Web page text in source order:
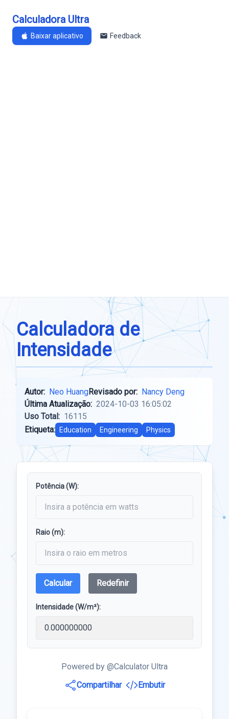
Calculadora Ultra
Baixar aplicativo Feedback
Calculadora de
Intensidade
Autor: Neo HuangRevisado por: Nancy Deng
Última Atualização: 2024-10-03 16:05:02
Uso Total: 16115
Etiqueta:
Education Engineering Physics
Potência (W):
Raio (m):
Calcular Redefinir
Intensidade (W/m²):
Powered by @Calculator Ultra
Compartilhar
Embutir